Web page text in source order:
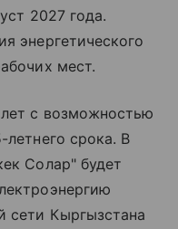
2027 года.
энергетического
мест.
с возможностью
срока. В
Солар" будет
сети Кыргызстана